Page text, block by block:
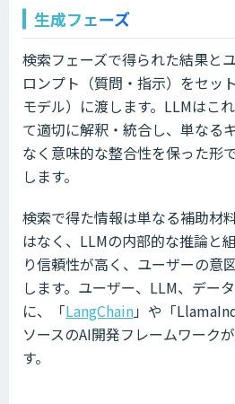
生成フェーズ
検索フェーズで得られた結果と
ロンプト（質問・指示）をセッ
モデル）に渡します。LLMはこ
て適切に解釈・統合し、単なる
なく意味的な整合性を保った形
します。
検索で得た情報は単なる補助材
はなく、LLMの内部的な推論と
り信頼性が高く、ユーザーの意
します。ユーザー、LLM、デー
に、「LangChain」や「
ソースのAI開発フレームワーク
す。